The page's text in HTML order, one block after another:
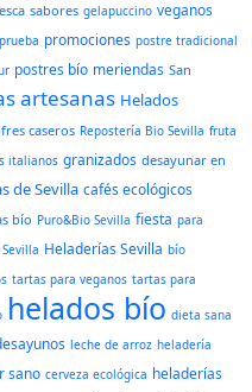
sabores gelapuccino veganos
prueba promociones postre tradicional
postres bío meriendas San
artesanas Helados
caseros Repostería Bio Sevilla fruta
italianos granizados desayunar en
de Sevilla cafés ecológicos
bío Puro&Bio Sevilla fiesta para
Heladerías Sevilla bío
tartas para veganos tartas para
helados bío dieta sana
leche de arroz heladería
sano cerveza ecológica heladerías